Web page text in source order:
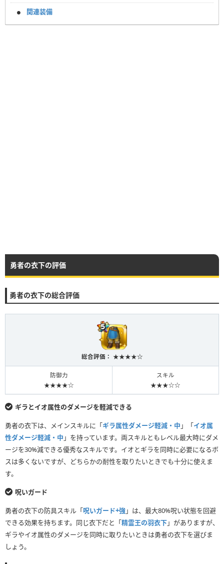
関連装備
勇者の衣下の評価
勇者の衣下の総合評価
総合評価： ★★★★☆
防御力
★★★★☆
スキル
★★★☆☆
ギラとイオ属性のダメージを軽減できる
勇者の衣下は、メインスキルに「ギラ属性ダメージ軽減・中 」「イオ属
性ダメージ軽減・中 」を持っています。両スキルともレベル最大時にダメ
ージを30%減できる優秀なスキルです。イオとギラを同時に必要になるボ
スは多くないですが、どちらかの耐性を取りたいときでも十分に使えま
す。
呪いガード
勇者の衣下の防具スキル「呪いガード+強」は、最大80%呪い状態を回避
できる効果を持ちます。同じ衣下だと「精霊王の羽衣下」がありますが、
ギラやイオ属性のダメージを同時に取りたいときは勇者の衣下を選びま
しょう。